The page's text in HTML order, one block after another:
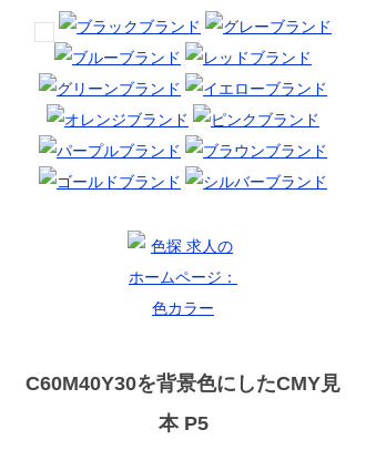
C60M40Y30を背景色にしたCMY見
本 P5